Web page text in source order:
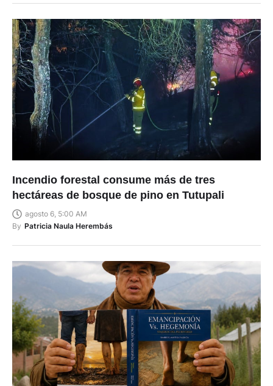
Incendio forestal consume más de tres
hectáreas de bosque de pino en Tutupali
agosto 6, 5:00 AM
By Patricia Naula Herembás